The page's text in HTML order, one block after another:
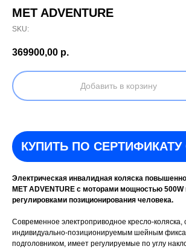
MET ADVENTURE
SKU:
369900,00 р.
Добавить в корзину
КУПИТЬ ПО
Электрическая инвалидная коляска
МЕТ ADVENTURE с моторами мощностью 500W
регулировками позиционирования человека.
Современное электроприводное кресло-коляска,
индивидуально-позиционируемым шейным
подголовником, имеет регулируемые по углу